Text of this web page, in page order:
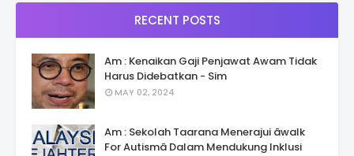
RECENT POSTS
Am : Kenaikan Gaji Penjawat Awam Tidak
Harus Didebatkan - Sim
MAY 02, 2024
Am : Sekolah Taarana Menerajui âwalk
For Autismâ Dalam Mendukung Inklusi